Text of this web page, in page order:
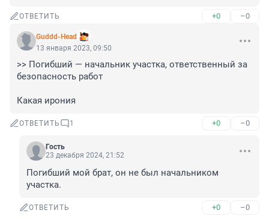
ОТВЕТИТЬ +0 –0
Guddd-Head
13 января 2023, 09:50
>> Погибший — начальник участка, ответственный за
безопасность работ
Какая ирония
ОТВЕТИТЬ 1 +0 –0
Гость
23 декабря 2024, 21:52
Погибший мой брат, он не был начальником
участка.
ОТВЕТИТЬ +0 –0